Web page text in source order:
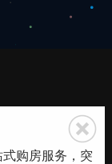
购房服务，突